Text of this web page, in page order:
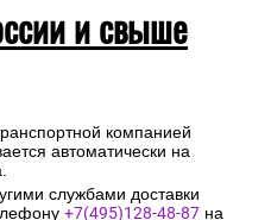
и свыше
компанией
автоматически на
службами доставки
+7(495)128-48-87 на